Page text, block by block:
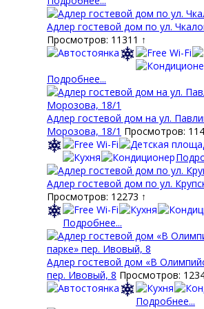
Адлер гостевой дом по ул.
Просмотров: 11311 ↑
Подробнее...
Адлер гостевой дом на ул.
Морозова, 18/1 Просмотров:
Адлер гостевой дом по ул.
Просмотров: 12273 ↑
Подробнее...
Адлер гостевой дом «В
пер. Ивовый, 8 Просмотров:
Подробнее...